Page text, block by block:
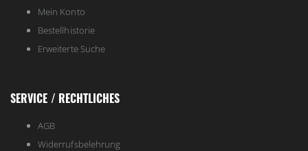
Mein Konto
Bestellhistorie
Erweiterte Suche
SERVICE / RECHTLICHES
AGB
Widerrufsbelehrung